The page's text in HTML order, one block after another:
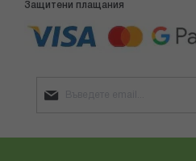
Защитени плащания